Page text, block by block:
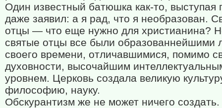
Один известный батюшка как-то, выступая
даже заявил: а я рад, что я необразован.
отцы — что еще нужно для христианина?
святые отцы все были образованнейшими
своего времени, отличавшимися, помимо
духовности, высочайшим
уровнем. Церковь создала великую
философию, науку.
Обскурантизм же не может ничего